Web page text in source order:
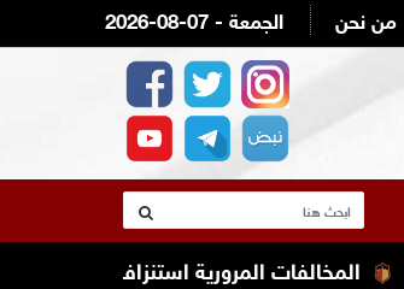
2026-08-07 - الجمعة من نحن
المخالفات المرورية استنزاف ميزانية أصحاب